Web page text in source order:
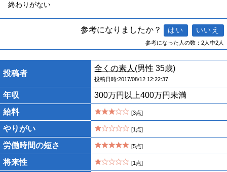
終わりがない
参考になりましたか？
参考になった人の数：2人中2人
投稿者
全くの素人 (男性 35歳)
投稿日時:2017/08/12 12:22:37
年収
300万円以上400万円未満
給料
[3点]
やりがい [1点]
労働時間の短さ [5点]
将来性 [1点]